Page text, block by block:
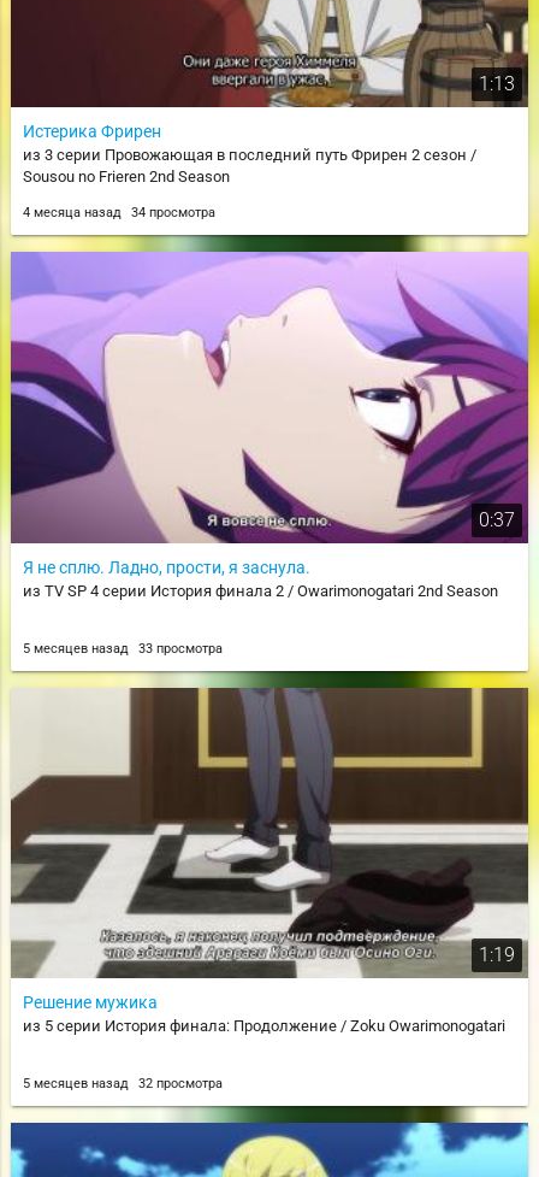
1:13
Истерика Фрирен
из 3 серии Провожающая в последний путь Фрирен 2 сезон /
Sousou no Frieren 2nd Season
4 месяца назад 34 просмотра
0:37
Я не сплю. Ладно, прости, я заснула.
из TV SP 4 серии История финала 2 / Owarimonogatari 2nd Season
5 месяцев назад 33 просмотра
1:19
Решение мужика
из 5 серии История финала: Продолжение / Zoku Owarimonogatari
5 месяцев назад 32 просмотра